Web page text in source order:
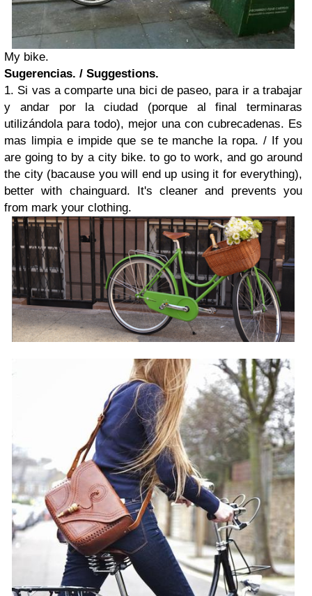
My bike.
Sugerencias. / Suggestions.
1. Si vas a comparte una bici de paseo, para ir a trabajar
y andar por la ciudad (porque al final terminaras
utilizándola para todo), mejor una con cubrecadenas. Es
mas limpia e impide que se te manche la ropa. / If you
are going to by a city bike. to go to work, and go around
the city (bacause you will end up using it for everything),
better with chainguard. It's cleaner and prevents you
from mark your clothing.